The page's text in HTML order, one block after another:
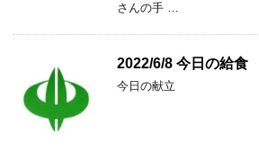
さんの手 …
2022/6/8 今日の給食
今日の献立